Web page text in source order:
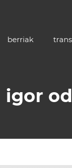
berriak
igor